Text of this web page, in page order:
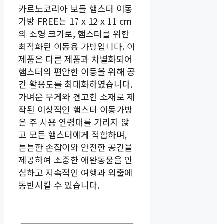
카르노코리아 보들 햄스터 이동
가방 FREE는 17 x 12 x 11 cm
의 소형 크기로, 햄스터를 위한
최적화된 이동용 가방입니다. 이
제품은 다른 제품과 차별화되어
햄스터의 편안한 이동을 위해 공
간 활용도를 최대화하였습니다.
가벼운 무게와 견고한 소재로 제
작된 이상적인 햄스터 이동가방
은 주 사용 연령대를 가리지 않
고 모든 햄스터에게 적합하며,
튼튼한 손잡이와 안전한 공간을
제공하여 소중한 애완동물을 안
심하고 지속적인 여행과 외출에
동반시킬 수 있습니다.